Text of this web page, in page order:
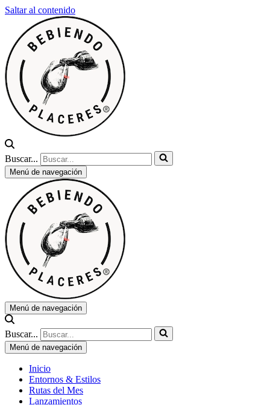
Saltar al contenido
Buscar...
Menú de navegación
Menú de navegación
Buscar...
Menú de navegación
Inicio
Entornos & Estilos
Rutas del Mes
Lanzamientos